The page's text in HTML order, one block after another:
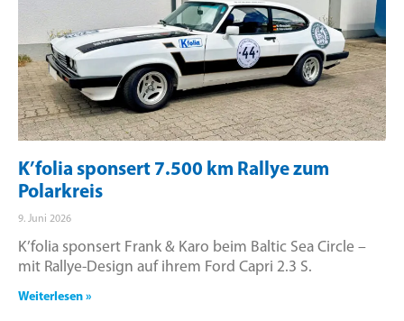
K’folia sponsert 7.500 km Rallye zum
Polarkreis
9. Juni 2026
K’folia sponsert Frank & Karo beim Baltic Sea Circle –
mit Rallye-Design auf ihrem Ford Capri 2.3 S.
Weiterlesen »